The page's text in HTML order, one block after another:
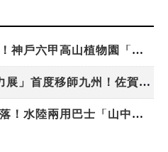
稀有「飛天白鷺」綻放！神戶六甲高山植物園「鷺草」珍貴現身
220萬人次朝聖「吉卜力展」首度移師九州！佐賀站早鳥平日套票8/10搶先開賣
在富士山的山中湖賞日落！水陸兩用巴士「山中湖的河馬」暑假加開夕陽班次